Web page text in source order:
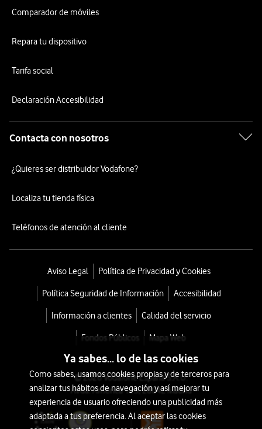
Comparador de móviles
Repara tu dispositivo
Tarifa social
Declaración Accesibilidad
Contacta con nosotros
¿Quieres ser distribuidor Vodafone?
Localiza tu tienda física
Teléfonos de atención al cliente
Aviso Legal Política de Privacidad y Cookies
Política Seguridad de Información Accesibilidad
Información a clientes Calidad del servicio
Fondos Públicos Mapa Web
© 2026 Vodafone España S.A.U.
Avda. América 115, 28042 Madrid
Ya sabes... lo de las cookies
Como sabes, usamos cookies propias y de terceros para
analizar tus hábitos de navegación y así mejorar tu
experiencia de usuario ofreciendo una publicidad más
adaptada a tus preferencia. Al aceptar las cookies